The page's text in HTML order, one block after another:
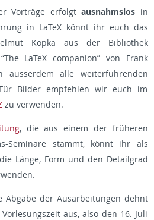
Vorträge erfolgt ausnahmslos in
in LaTeX könnt ihr euch das
Kopka aus der Bibliothek
LaTeX companion” von Frank
ausserdem alle weiterführenden
Bilder empfehlen wir euch im
zu verwenden.
, die aus einem der früheren
Seminare stammt, könnt ihr als
Länge, Form und den Detailgrad
Abgabe der Ausarbeitungen dehnt
aus, also den 16. Juli